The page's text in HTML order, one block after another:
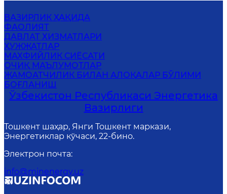
ВАЗИРЛИК ҲАҚИДА
ФАОЛИЯТ
ДАВЛАТ ХИЗМАТЛАРИ
ҲУЖЖАТЛАР
МАХФИЙЛИК СИЁСАТИ
ОЧИҚ МАЪЛУМОТЛАР
ЖАМОАТЧИЛИК БИЛАН АЛОҚАЛАР БЎЛИМИ
БОҒЛАНИШ
Ўзбекистон Республикаси Энергетика
Вазирлиги
Тошкент шаҳар, Янги Тошкент маркази,
Энергетиклар кўчаси, 22-бино.
Электрон почта:
info@minenergy.uz